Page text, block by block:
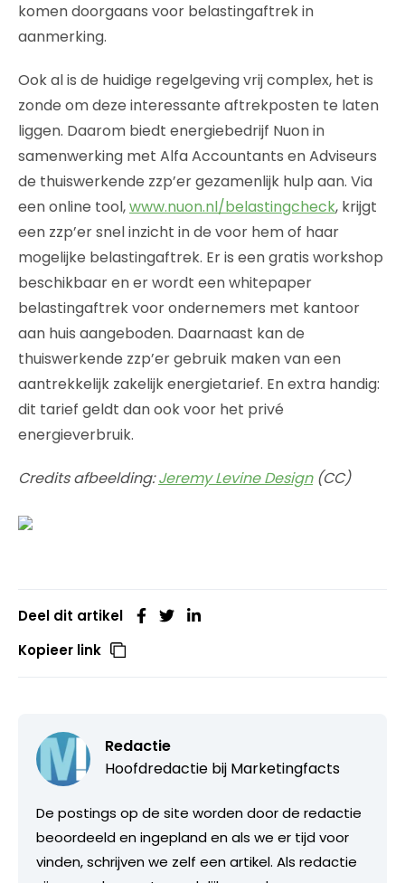
komen doorgaans voor belastingaftrek in
aanmerking.
Ook al is de huidige regelgeving vrij complex, het is
zonde om deze interessante aftrekposten te laten
liggen. Daarom biedt energiebedrijf Nuon in
samenwerking met Alfa Accountants en Adviseurs
de thuiswerkende zzp’er gezamenlijk hulp aan. Via
een online tool,www.nuon.nl/belastingcheck, krijgt
een zzp’er snel inzicht in de voor hem of haar
mogelijke belastingaftrek. Er is een gratis workshop
beschikbaar en er wordt een whitepaper
belastingaftrek voor ondernemers met kantoor
aan huis aangeboden. Daarnaast kan de
thuiswerkende zzp’er gebruik maken van een
aantrekkelijk zakelijk energietarief. En extra handig:
dit tarief geldt dan ook voor het privé
energieverbruik.
Credits afbeelding:Jeremy Levine Design(CC)
Deel dit artikel
Kopieer link
Redactie
Hoofdredactie bij Marketingfacts
De postings op de site worden door de redactie
beoordeeld en ingepland en als we er tijd voor
vinden, schrijven we zelf een artikel. Als redactie